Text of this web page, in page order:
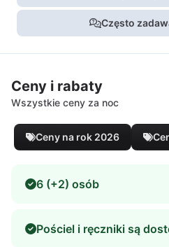
Często
Ceny i rabaty
Wszystkie ceny za noc
Ceny na rok 2026
6 (+2) osób
Pościel i ręczniki są